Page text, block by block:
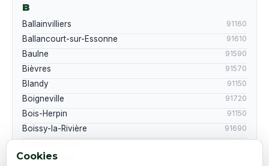
B
Ballainvilliers 91160
Ballancourt-sur-Essonne 91610
Baulne 91590
Bièvres 91570
Blandy 91150
Boigneville 91720
Bois-Herpin 91150
Boissy-la-Rivière 91690
Boissy-le-Sec
Cookies